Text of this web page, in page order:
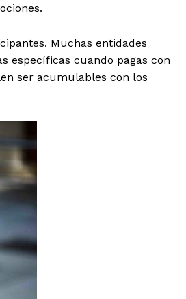
Muchas entidades
específicas cuando pagas con
ser acumulables con los